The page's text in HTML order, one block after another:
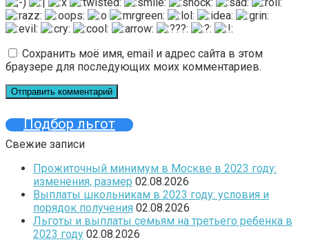
Сохранить моё имя, email и адрес сайта в этом
браузере для последующих моих комментариев.
Подбор льгот
Свежие записи
Прожиточный минимум в Москве в 2023 году:
изменения, размер 02.08.2026
Выплаты школьникам в 2023 году: условия и
порядок получения 02.08.2026
Льготы и выплаты семьям на третьего ребенка в
2023 году 02.08.2026